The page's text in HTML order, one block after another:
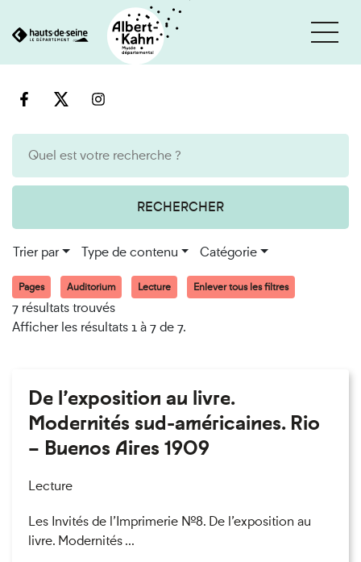
au
RECHERCHER
Trier par Type de contenu Catégorie
Pages Auditorium Lecture Enlever tous les filtres
7 résultats trouvés
Afficher les résultats 1 à 7 de 7.
De l’exposition au livre.
Modernités sud-américaines. Rio
– Buenos Aires 1909
Lecture
Les Invités de l’Imprimerie n°8. De l’exposition au
livre. Modernités ...
Cookies et traceurs utilisés sur ce site